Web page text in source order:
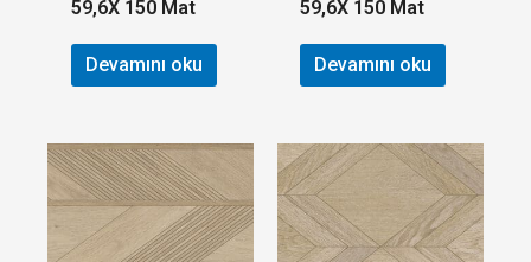
59,6X 150 Mat
Devamını oku
59,6X 150 Mat
Devamını oku